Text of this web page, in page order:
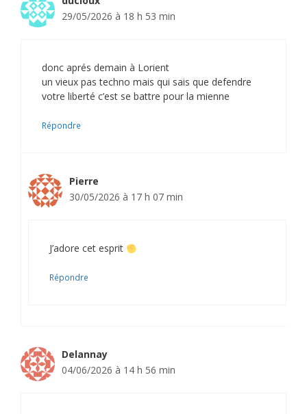
29/05/2026 à 18 h 53 min
donc aprés demain à Lorient
un vieux pas techno mais qui sais que defendre
votre liberté c’est se battre pour la mienne
Répondre
Pierre
30/05/2026 à 17 h 07 min
J’adore cet esprit
Répondre
Delannay
04/06/2026 à 14 h 56 min